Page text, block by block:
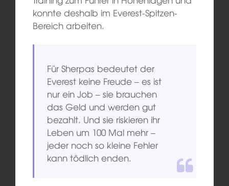
konnte deshalb im Everest-Spitzen-
Bereich arbeiten.
Für Sherpas bedeutet der
Everest keine Freude – es ist
nur ein Job – sie brauchen
das Geld und werden gut
bezahlt. Und sie riskieren ihr
Leben um 100 Mal mehr –
jeder noch so kleine Fehler
kann tödlich enden.